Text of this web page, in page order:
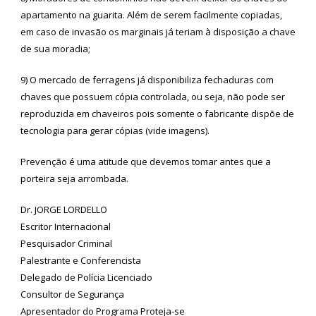
apartamento na guarita. Além de serem facilmente copiadas,
em caso de invasão os marginais já teriam à disposição a chave
de sua moradia;
9) O mercado de ferragens já disponibiliza fechaduras com
chaves que possuem cópia controlada, ou seja, não pode ser
reproduzida em chaveiros pois somente o fabricante dispõe de
tecnologia para gerar cópias (vide imagens).
Prevenção é uma atitude que devemos tomar antes que a
porteira seja arrombada.
Dr. JORGE LORDELLO
Escritor Internacional
Pesquisador Criminal
Palestrante e Conferencista
Delegado de Polícia Licenciado
Consultor de Segurança
Apresentador do Programa Proteja-se